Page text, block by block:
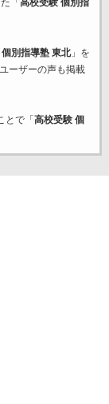
「 高校受験 個別指
別指導塾 東北」を
ーザーの声も掲載
とで「 高校受験 個